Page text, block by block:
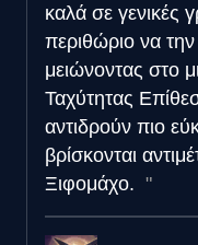
καλά σε γενικές
περιθώριο να
μειώνοντας στο
Ταχύτητας
αντιδρούν πιο
βρίσκονται
Ξιφομάχο.